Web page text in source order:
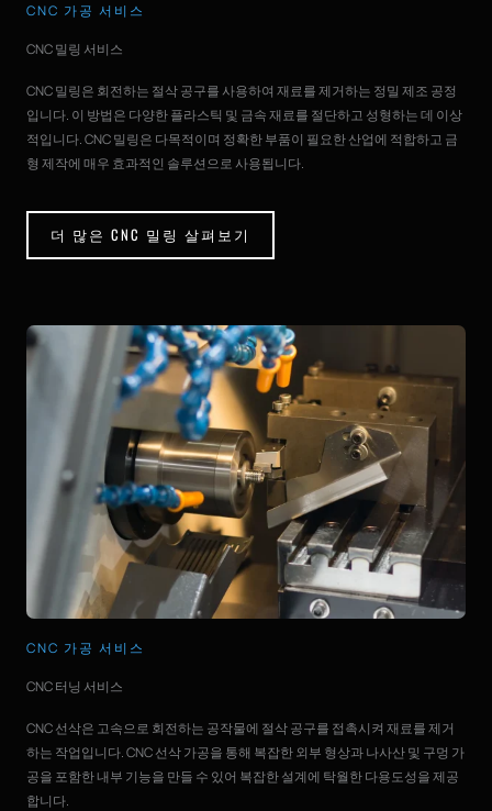
CNC 가공 서비스
CNC 밀링 서비스
CNC 밀링은 회전하는 절삭 공구를 사용하여 재료를 제거하는 정밀 제조 공정
입니다. 이 방법은 다양한 플라스틱 및 금속 재료를 절단하고 성형하는 데 이상
적입니다. CNC 밀링은 다목적이며 정확한 부품이 필요한 산업에 적합하고 금
형 제작에 매우 효과적인 솔루션으로 사용됩니다.
더 많은 CNC 밀링 살펴보기
CNC 가공 서비스
CNC 터닝 서비스
CNC 선삭은 고속으로 회전하는 공작물에 절삭 공구를 접촉시켜 재료를 제거
하는 작업입니다. CNC 선삭 가공을 통해 복잡한 외부 형상과 나사산 및 구멍 가
공을 포함한 내부 기능을 만들 수 있어 복잡한 설계에 탁월한 다용도성을 제공
합니다.